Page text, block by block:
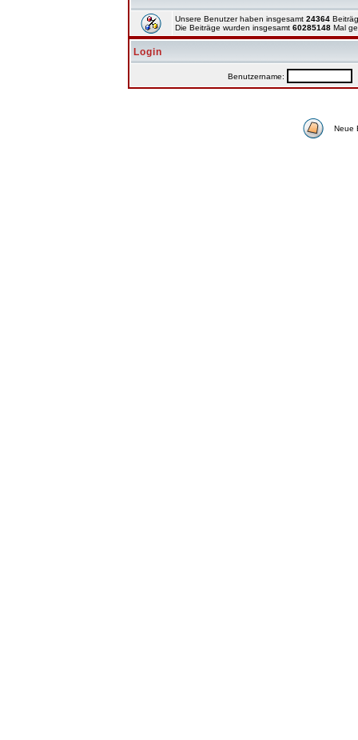
Unsere Benutzer haben insgesamt 24364
Die Beiträge wurden insgesamt 60285148 Mal
Login
Benutzername:
Neue